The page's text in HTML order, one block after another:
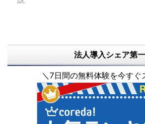
法人導入シェア第
＼7日間の無料体験を今すぐ